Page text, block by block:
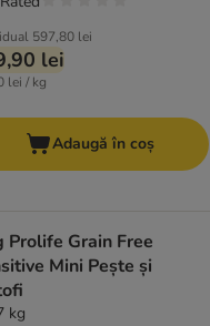
597,80 lei
lei
lei / kg
Adaugă în coș
Prolife Grain Free
Mini Pește și
kg